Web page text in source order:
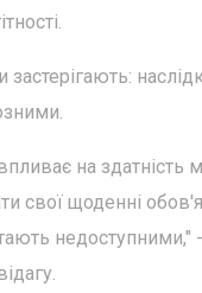
застерігають:
на здатність
свої щоденні
недоступними,"